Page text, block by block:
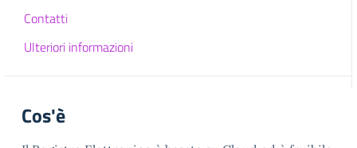
Contatti
Ulteriori informazioni
Cos'è